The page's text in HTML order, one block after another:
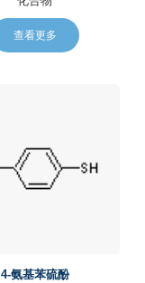
查看更多
4-氨基苯硫酚